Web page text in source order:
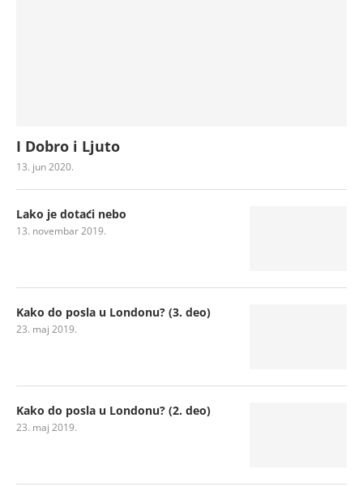
I Dobro i Ljuto
13. jun 2020.
Lako je dotaći nebo
13. novembar 2019.
Kako do posla u Londonu? (3. deo)
23. maj 2019.
Kako do posla u Londonu? (2. deo)
23. maj 2019.